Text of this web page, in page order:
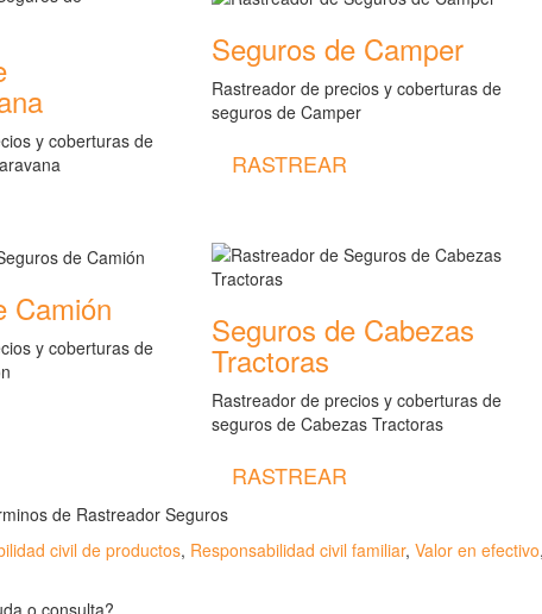
y coberturas de
Seguros de Camper
Rastreador de precios y coberturas de
seguros de Camper
RASTREAR
Camión
y coberturas de
Seguros de Cabezas
Tractoras
Rastreador de precios y coberturas de
seguros de Cabezas Tractoras
RASTREAR
de Rastreador Seguros
civil de productos, Responsabilidad civil familiar, Valor en efectivo,
o consulta?